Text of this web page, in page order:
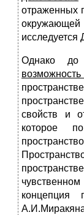
отраженных
окружающей
исследуется
Однако до
свойств и
которое
концепция